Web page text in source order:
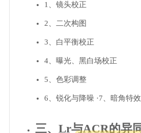
1、镜头校正
2、二次构图
3、白平衡校正
4、曝光、黑白场校正
5、色彩调整
6、锐化与降噪 ·7、暗角特效
三、Lr与ACR的异